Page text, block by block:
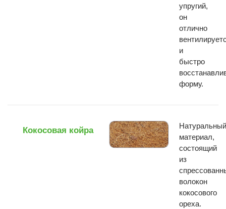
упругий,
он
отлично
и
быстро
форму.
Кокосовая койра
Натуральный
материал,
состоящий
из
волокон
кокосового
ореха.